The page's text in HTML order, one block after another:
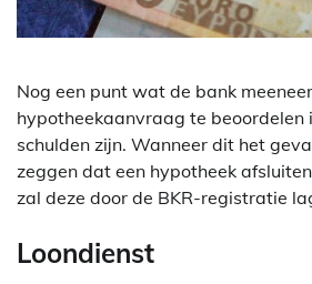
Nog een punt wat de bank
hypotheekaanvraag te beoordelen
schulden zijn. Wanneer dit het
zeggen dat een hypotheek
zal deze door de BKR-registratie
Loondienst